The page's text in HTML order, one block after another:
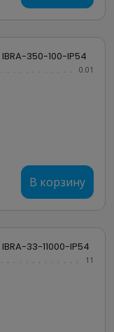
IBRA-350-100-IP54
0.01
В корзину
IBRA-33-11000-IP54
11